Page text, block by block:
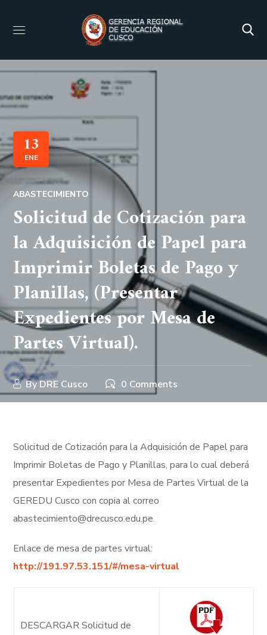
13
ENE
ABASTECIMIENTO
Solicitud de Cotización para
la Adquisición de Papel para
Imprimir Boletas de Pago y
Planillas, (Presentar
Expedientes por Mesa de
Partes Virtual).
ByDRE Cusco 0 Comments
Solicitud de Cotización para la Adquisición de Papel para
Imprimir Boletas de Pago y Planillas, para lo cual deberá
presentar Expedientes por Mesa de Partes Virtual de la
GEREDU Cusco con copia al correo
abastecimiento@drecusco.edu.pe.
Enlace de mesa de partes virtual:
http://191.97.53.151/#/mesa-virtual
DESCARGAR Solicitud de